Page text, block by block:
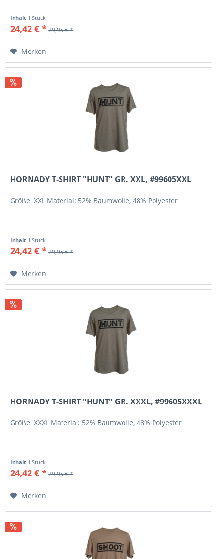
Inhalt 1 Stück
24,42 € * 29,95 € *
Merken
HORNADY T-SHIRT "HUNT" GR. XXL, #99605XXL
Größe: XXL Material: 52% Baumwolle, 48% Polyester
Inhalt 1 Stück
24,42 € * 29,95 € *
Merken
HORNADY T-SHIRT "HUNT" GR. XXXL, #99605XXXL
Größe: XXXL Material: 52% Baumwolle, 48% Polyester
Inhalt 1 Stück
24,42 € * 29,95 € *
Merken